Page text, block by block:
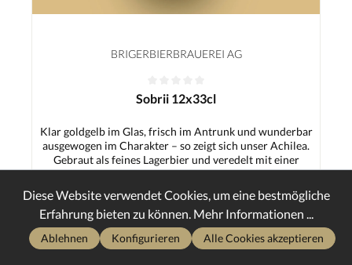
BRIGERBIERBRAUEREI AG
Sobrii 12x33cl
Klar goldgelb im Glas, frisch im Antrunk und wunderbar
ausgewogen im Charakter – so zeigt sich unser Achilea.
Gebraut als feines Lagerbier und veredelt mit einer
besonderen Schafgarbe, bekommt dieses Bier genau das,
was ihm seinen Namen gibt: einen charmanten,
kräuterfrischen Pfiff. Die dezente Würze der Schafgarbe
verbindet sich harmonisch mit dem schlanken Malzkörper
und einer sanften, sauber eingebundenen Bittere. Das
Ergebnis ist ein erfrischendes, überraschend
40,80 CHF*
Diese Website verwendet Cookies, um eine bestmögliche
Erfahrung bieten zu können. Mehr Informationen ...
Ablehnen Konfigurieren Alle Cookies akzeptieren